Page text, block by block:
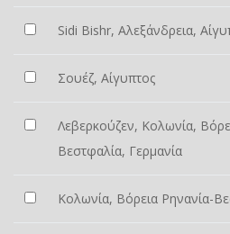
Sidi Bishr, Αλεξάνδρεια,
Σουέζ, Αίγυπτος
Λεβερκούζεν, Κολωνία,
Βεστφαλία, Γερμανία
Κολωνία, Βόρεια Ρηνανία-